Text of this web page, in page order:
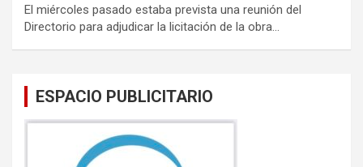
El miércoles pasado estaba prevista una reunión del
Directorio para adjudicar la licitación de la obra…
ESPACIO PUBLICITARIO